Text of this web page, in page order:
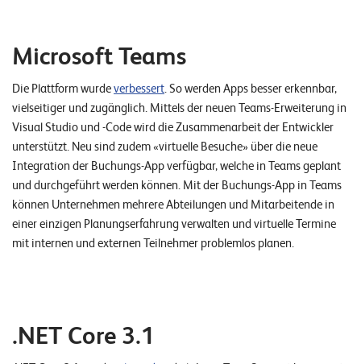
Microsoft Teams
Die Plattform wurdeverbessert. So werden Apps besser erkennbar,
vielseitiger und zugänglich. Mittels der neuen Teams-Erweiterung in
Visual Studio und -Code wird die Zusammenarbeit der Entwickler
unterstützt. Neu sind zudem «virtuelle Besuche» über die neue
Integration der Buchungs-App verfügbar, welche in Teams geplant
und durchgeführt werden können. Mit der Buchungs-App in Teams
können Unternehmen mehrere Abteilungen und Mitarbeitende in
einer einzigen Planungserfahrung verwalten und virtuelle Termine
mit internen und externen Teilnehmer problemlos planen.
.NET Core 3.1